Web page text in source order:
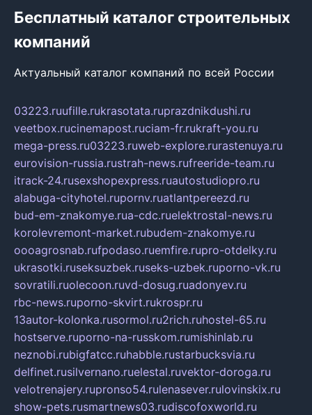
Бесплатный каталог строительных
компаний
Актуальный каталог компаний по всей России
03223.ruufille.rukrasotata.ruprazdnikdushi.ru
veetbox.rucinemapost.ruciam-fr.rukraft-you.ru
mega-press.ru03223.ruweb-explore.rurastenuya.ru
eurovision-russia.rustrah-news.rufreeride-team.ru
itrack-24.rusexshopexpress.ruautostudiopro.ru
alabuga-cityhotel.rupornv.ruatlantpereezd.ru
bud-em-znakomye.rua-cdc.ruelektrostal-news.ru
korolevremont-market.rubudem-znakomye.ru
oooagrosnab.rufpodaso.ruemfire.rupro-otdelky.ru
ukrasotki.ruseksuzbek.ruseks-uzbek.ruporno-vk.ru
sovratili.ruolecoon.ruvd-dosug.ruadonyev.ru
rbc-news.ruporno-skvirt.rukrospr.ru
13autor-kolonka.rusormol.ru2rich.ruhostel-65.ru
hostserve.ruporno-na-russkom.rumishinlab.ru
neznobi.rubigfatcc.ruhabble.rustarbucksvia.ru
delfinet.rusilvernano.ruelestal.ruvektor-doroga.ru
velotrenajery.rupronso54.rulenasever.rulovinskix.ru
show-pets.rusmartnews03.rudiscofoxworld.ru